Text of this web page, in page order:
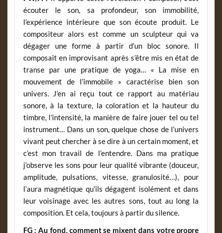
écouter le son, sa profondeur, son immobilité,
l’expérience intérieure que son écoute produit. Le
compositeur alors est comme un sculpteur qui va
dégager une forme à partir d’un bloc sonore. Il
composait en improvisant après s’être mis en état de
transe par une pratique de yoga… « La mise en
mouvement de l’immobile » caractérise bien son
univers. J’en ai reçu tout ce rapport au matériau
sonore, à la texture, la coloration et la hauteur du
timbre, l’intensité, la manière de faire jouer tel ou tel
instrument… Dans un son, quelque chose de l’univers
vivant peut chercher à se dire à un certain moment, et
c’est mon travail de l’entendre. Dans ma pratique
j’observe les sons pour leur qualité vibrante (douceur,
amplitude, pulsations, vitesse, granulosité…), pour
l’aura magnétique qu’ils dégagent isolément et dans
leur voisinage avec les autres sons, tout au long la
composition. Et cela, toujours à partir du silence.
FG : Au fond, comment se mixent dans votre propre